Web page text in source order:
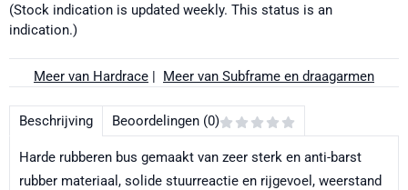
(Stock indication is updated weekly. This status is an
indication.)
Meer van Hardrace | Meer van Subframe en draagarmen
Beschrijving Beoordelingen (0)
Harde rubberen bus gemaakt van zeer sterk en anti-barst
rubber materiaal, solide stuurreactie en rijgevoel, weerstand